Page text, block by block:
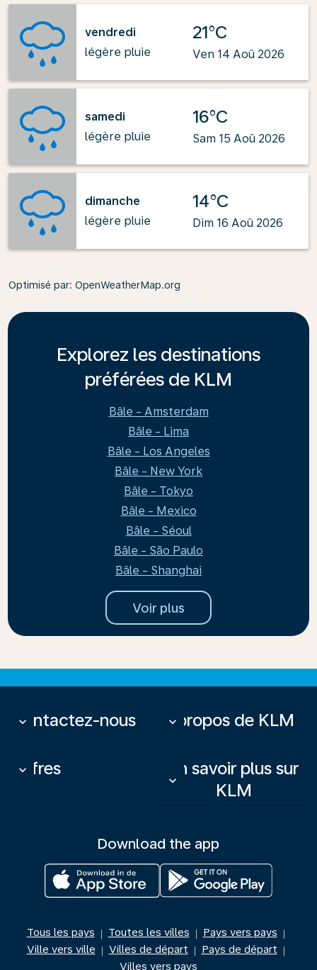
vendredi
légère pluie
21°C
Ven 14 Aoû 2026
samedi
légère pluie
16°C
Sam 15 Aoû 2026
dimanche
légère pluie
14°C
Dim 16 Aoû 2026
Optimisé par: OpenWeatherMap.org
Explorez les destinations
préférées de KLM
Bâle - Amsterdam
Bâle - Lima
Bâle - Los Angeles
Bâle - New York
Bâle - Tokyo
Bâle - Mexico
Bâle - Séoul
Bâle - São Paulo
Bâle - Shanghai
Voir plus
Contactez-nous
keyboard_arrow_down À propos de KLM
keyboard_arrow_down
Offres
keyboard_arrow_down
En savoir plus sur
KLM
keyboard_arrow_down
Download the app
Tous les pays | Toutes les villes | Pays vers pays |
Ville vers ville | Villes de départ | Pays de départ |
Villes vers pays